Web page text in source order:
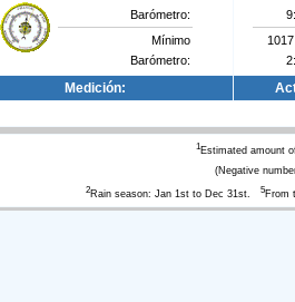
Barómetro:
Mínimo
Barómetro:
Medición:
1Estimated amount
(Negative
2Rain season: Jan 1st to Dec 31st. 5From